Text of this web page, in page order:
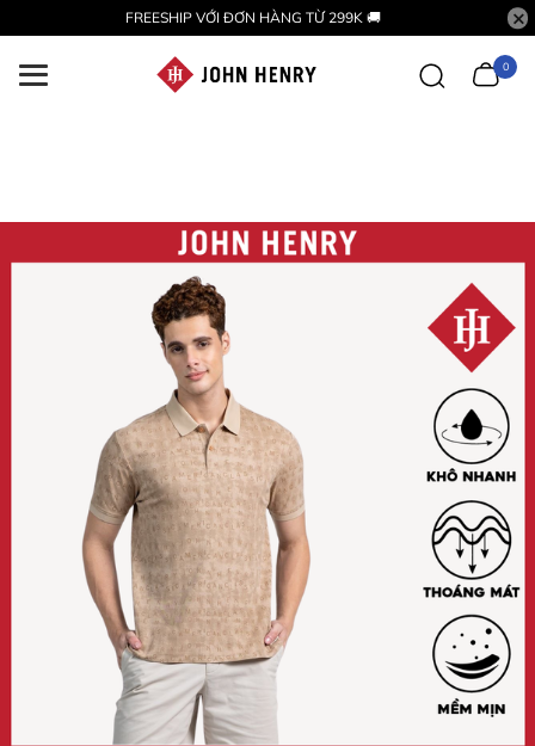
FREESHIP VỚI ĐƠN HÀNG TỪ 299K 🚚
0